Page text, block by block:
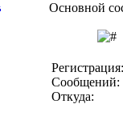
Основной
Сообщений:
Откуда: